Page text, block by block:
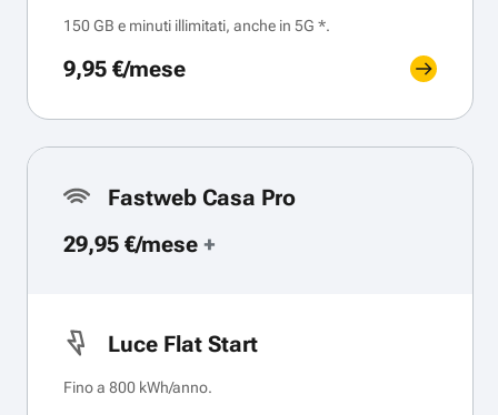
150 GB e minuti illimitati, anche in 5G *.
9,95 €/mese
Fastweb Casa Pro
29,95 €/mese +
Luce Flat Start
Fino a 800 kWh/anno.